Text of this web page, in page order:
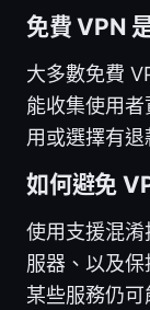
免費 VPN
大多數免費
能收集使用
用或選擇有退
如何避免
使用支援混
服器、以及
某些服務仍可